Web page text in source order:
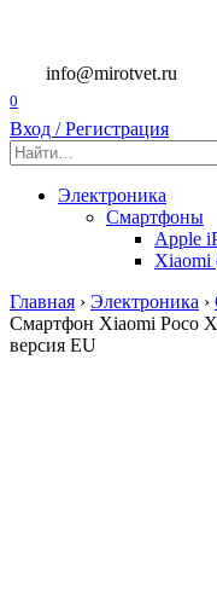
содержанию
info@mirotvet.ru
0
Вход / Регистрация
Search
for:
Электроника
Смартфоны
Apple
Xiaomi
Главная › Электроника ›
Смартфон Xiaomi Poco
версия EU